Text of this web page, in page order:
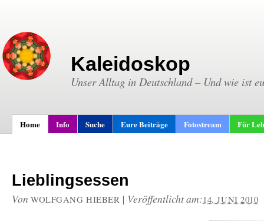
Kaleidoskop
Unser Alltag in Deutschland – Und wie ist
Home Info Suche Eure Beiträge Fotostream Für
Lieblingsessen
Von WOLFGANG HIEBER | Veröffentlicht am:14. JUNI 2010